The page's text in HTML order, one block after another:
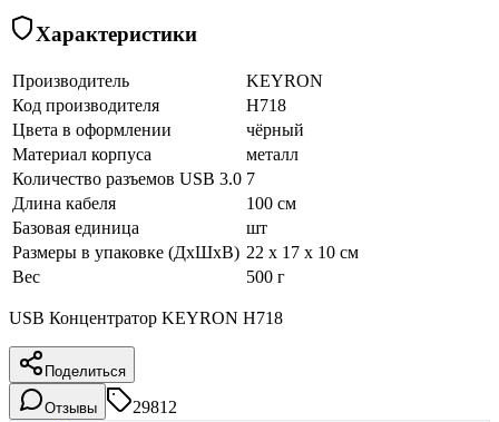
Характеристики
Производитель
KEYRON
Код производителя
H718
Цвета в оформлении
чёрный
Материал корпуса
металл
Количество разъемов USB 3.0 7
Длина кабеля
100 см
Базовая единица
шт
Размеры в упаковке (ДхШхВ) 22 x 17 x 10 см
Вес
500 г
USB Концентратор KEYRON H718
Поделиться
Отзывы
29812